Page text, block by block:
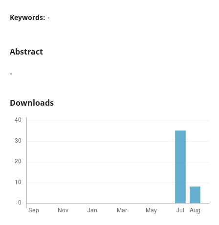
Keywords: -
Abstract
-
Downloads